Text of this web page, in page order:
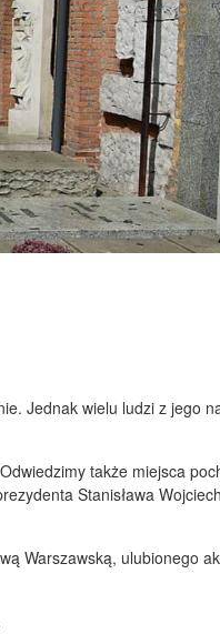
Jednak wielu ludzi z jego
także miejsca
Stanisława
Warszawską, ulubionego